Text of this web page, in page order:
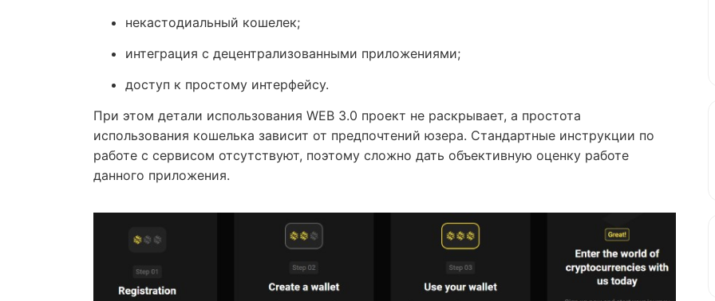
некастодиальный кошелек;
интеграция с децентрализованными приложениями;
доступ к простому интерфейсу.
При этом детали использования WEB 3.0 проект не раскрывает, а простота
использования кошелька зависит от предпочтений юзера. Стандартные инструкции по
работе с сервисом отсутствуют, поэтому сложно дать объективную оценку работе
данного приложения.